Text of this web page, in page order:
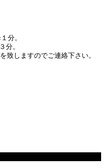
分。
分。
致しますのでご連絡下さい。